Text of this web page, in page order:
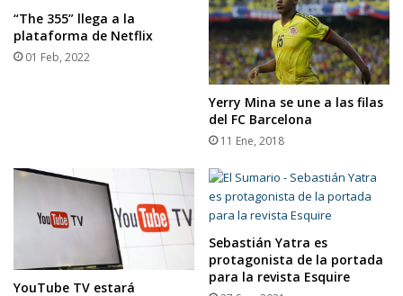
“The 355” llega a la
plataforma de Netflix
01 Feb, 2022
Yerry Mina se une a las filas
del FC Barcelona
11 Ene, 2018
YouTube TV estará
Sebastián Yatra es
protagonista de la portada
para la revista Esquire